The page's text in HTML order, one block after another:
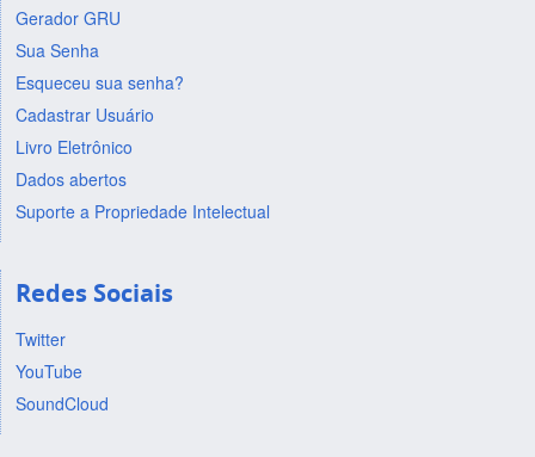
Gerador GRU
Sua Senha
Esqueceu sua senha?
Cadastrar Usuário
Livro Eletrônico
Dados abertos
Suporte a Propriedade Intelectual
Redes Sociais
Twitter
YouTube
SoundCloud